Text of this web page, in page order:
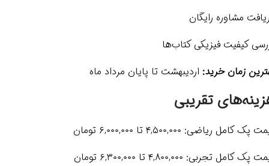
مشاوره رایگان
کیفیت فیزیکی کتاب‌ها
زمان خرید: اردیبهشت تا پایان مرداد ماه
تقریبی
پک کامل ریاضی: ۴,۵۰۰,۰۰۰ تا ۶,۰۰۰,۰۰۰ تومان
پک کامل تجربی: ۴,۸۰۰,۰۰۰ تا ۶,۳۰۰,۰۰۰ تومان